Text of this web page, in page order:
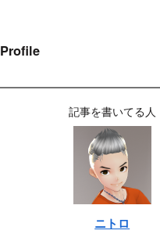
Profile
記事を書いてる人
ニトロ